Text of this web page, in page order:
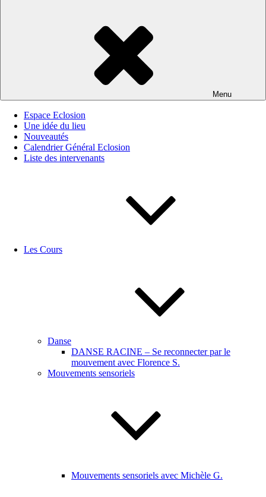
Menu
Espace Eclosion
Une idée du lieu
Nouveautés
Calendrier Général Eclosion
Liste des intervenants
Les Cours
Danse
DANSE RACINE – Se reconnecter par le
mouvement avec Florence S.
Mouvements sensoriels
Mouvements sensoriels avec Michèle G.